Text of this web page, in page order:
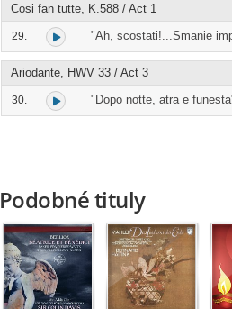
Cosi fan tutte, K.588 / Act 1
29. "Ah, scostati!...Smanie
Ariodante, HWV 33 / Act 3
30. "Dopo notte, atra e
Podobné tituly